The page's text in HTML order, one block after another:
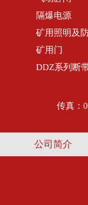
隔爆电源
矿用照明及
矿用门
DDZ系列断
传真：
公司简介